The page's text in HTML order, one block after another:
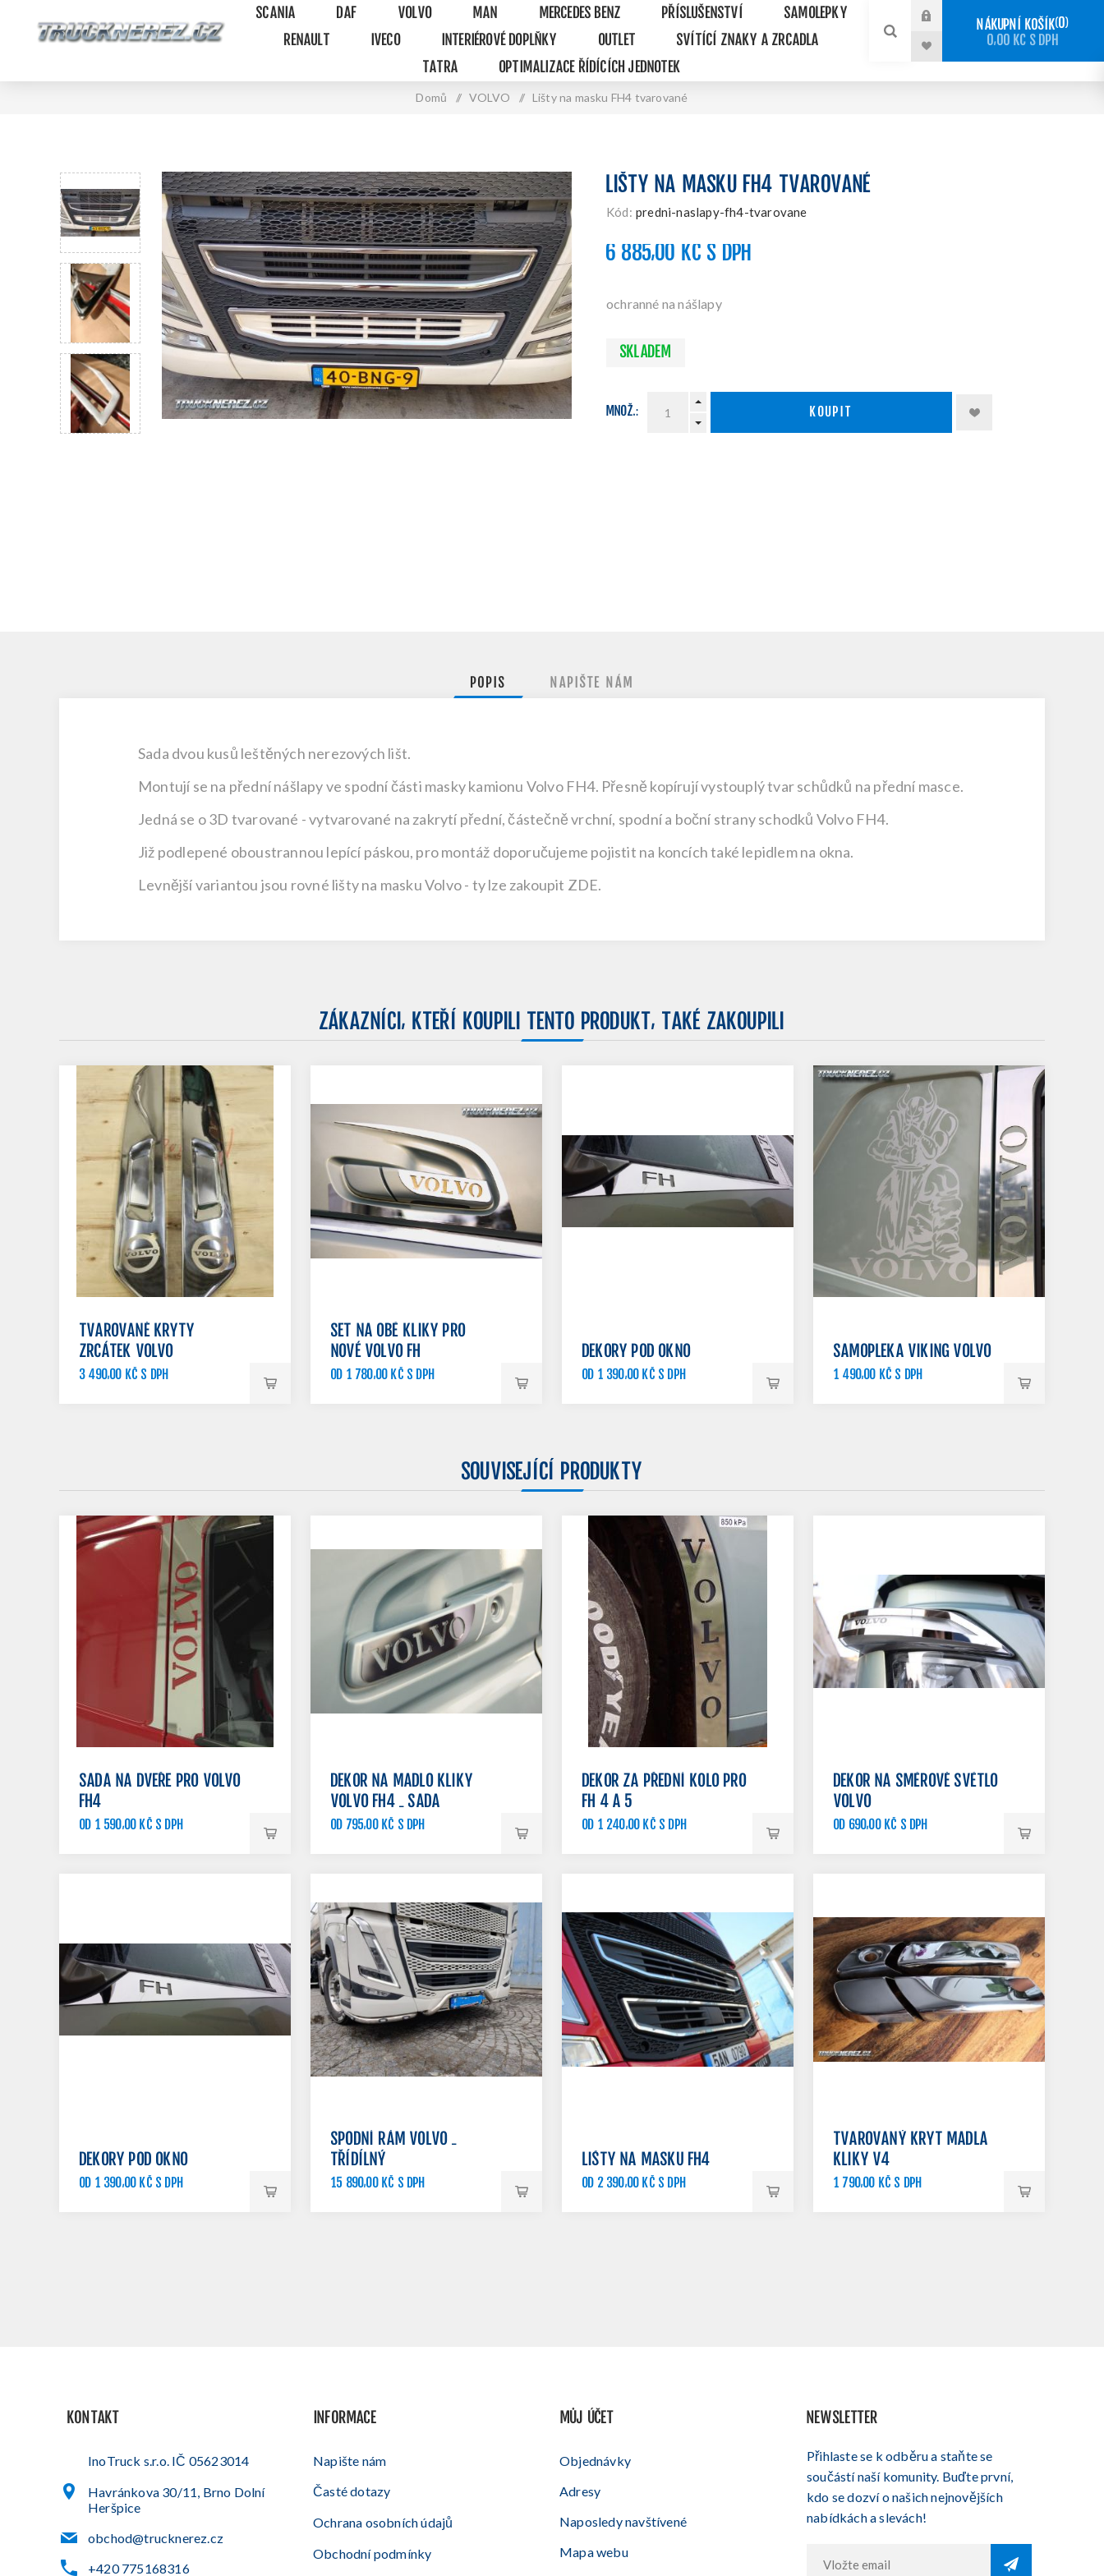
SCANIA DAF VOLVO MAN MERCEDES BENZ PŘÍSLUŠENSTVÍ
SAMOLEPKY
RENAULT
IVECO INTERIÉROVÉ DOPLŇKY OUTLET
SVÍTÍCÍ ZNAKY A ZRCADLA
TATRA
OPTIMALIZACE ŘÍDÍCÍCH JEDNOTEK
NÁKUPNÍ KOŠÍK 0
0,00 KČ S DPH
Domů / VOLVO / Lišty na masku FH4 tvarované
LIŠTY NA MASKU FH4 TVAROVANÉ
Kód: predni-naslapy-fh4-tvarovane
6 885,00 KČ S DPH
ochranné na nášlapy
SKLADEM
MNOŽ.: KOUPIT
POPIS NAPIŠTE NÁM
Sada dvou kusů leštěných nerezových lišt.
Montují se na přední nášlapy ve spodní části masky kamionu Volvo FH4. Přesně kopírují vystouplý tvar schůdků na přední masce.
Jedná se o 3D tvarované - vytvarované na zakrytí přední, částečně vrchní, spodní a boční strany schodků Volvo FH4.
Již podlepené oboustrannou lepící páskou, pro montáž doporučujeme pojistit na koncích také lepidlem na okna.
Levnější variantou jsou rovné lišty na masku Volvo - ty lze zakoupit ZDE.
ZÁKAZNÍCI, KTEŘÍ KOUPILI TENTO PRODUKT, TAKÉ ZAKOUPILI
TVAROVANÉ KRYTY
ZRCÁTEK VOLVO
3 490,00 KČ S DPH
SET NA OBĚ KLIKY PRO
NOVÉ VOLVO FH
OD 1 780,00 KČ S DPH
DEKORY POD OKNO
OD 1 390,00 KČ S DPH
SAMOPLEKA VIKING VOLVO
1 490,00 KČ S DPH
SOUVISEJÍCÍ PRODUKTY
SADA NA DVEŘE PRO VOLVO
FH4
OD 1 590,00 KČ S DPH
DEKOR NA MADLO KLIKY
VOLVO FH4 - SADA
OD 795,00 KČ S DPH
DEKOR ZA PŘEDNÍ KOLO PRO
FH 4 A 5
OD 1 240,00 KČ S DPH
DEKOR NA SMĚROVÉ SVĚTLO
VOLVO
OD 690,00 KČ S DPH
DEKORY POD OKNO
OD 1 390,00 KČ S DPH
SPODNÍ RÁM VOLVO -
TŘÍDÍLNÝ
15 890,00 KČ S DPH
LIŠTY NA MASKU FH4
OD 2 390,00 KČ S DPH
TVAROVANÝ KRYT MADLA
KLIKY V4
1 790,00 KČ S DPH
KONTAKT
InoTruck s.r.o. IČ 05623014
Havránkova 30/11, Brno Dolní
Heršpice
obchod@trucknerez.cz
+420 775168316
INFORMACE
Napište nám
Časté dotazy
Ochrana osobních údajů
Obchodní podmínky
MŮJ ÚČET
Objednávky
Adresy
Naposledy navštívené
Mapa webu
NEWSLETTER
Přihlaste se k odběru a staňte se
součástí naší komunity. Buďte první,
kdo se dozví o našich nejnovějších
nabídkách a slevách!